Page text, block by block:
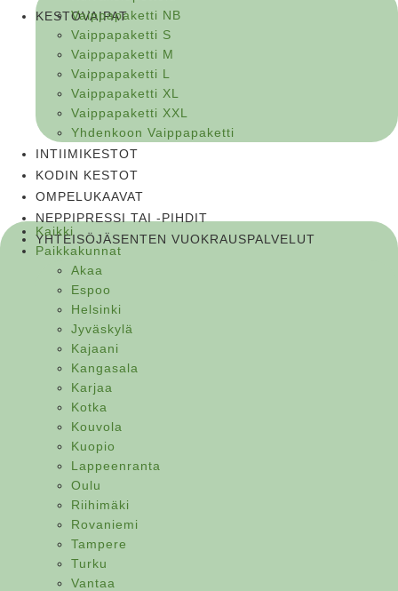
KESTOVAIPAT
Vaippapaketti NB
Vaippapaketti S
Vaippapaketti M
Vaippapaketti L
Vaippapaketti XL
Vaippapaketti XXL
Yhdenkoon Vaippapaketti
INTIIMIKESTOT
KODIN KESTOT
OMPELUKAAVAT
NEPPIPRESSI TAI -PIHDIT
YHTEISÖJÄSENTEN VUOKRAUSPALVELUT
Kaikki
Paikkakunnat
Akaa
Espoo
Helsinki
Jyväskylä
Kajaani
Kangasala
Karjaa
Kotka
Kouvola
Kuopio
Lappeenranta
Oulu
Riihimäki
Rovaniemi
Tampere
Turku
Vantaa